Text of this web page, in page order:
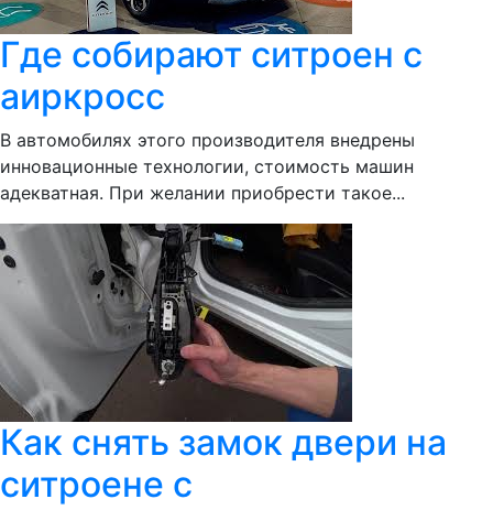
Где собирают ситроен с
аиркросс
В автомобилях этого производителя внедрены
инновационные технологии, стоимость машин
адекватная. При желании приобрести такое...
Как снять замок двери на
ситроене с